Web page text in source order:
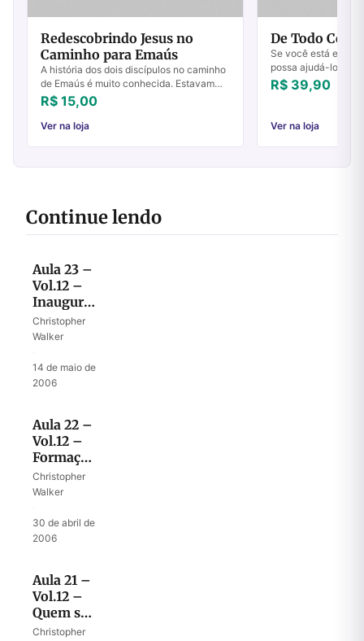
Redescobrindo Jesus no
Caminho para Emaús
A história dos dois discípulos no caminho
de Emaús é muito conhecida. Estavam
conversando sobre Jesus, conheciam
Jesus, mas não conseguiram reconhecer
Jesus ...
R$ 15,00
Ver na loja
De Todo
Se você está em
possa ajudá-lo a
mais plena, De
Shishkoff é a
R$ 39,90
Ver na loja
Continue lendo
Aula 23 –
Vol.12 –
Inauguração
do Reino
de Deus
Christopher
Walker
14 de maio de
2006
Aula 22 –
Vol.12 –
Formação
do
exército
Christopher
Walker
30 de abril de
2006
Aula 21 –
Vol.12 –
Quem são
os
Christopher